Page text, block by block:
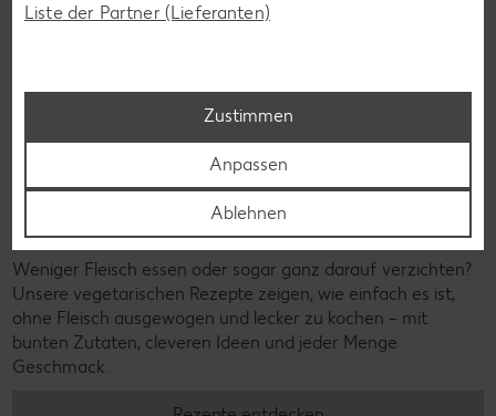
Vegetarische Rezepte
Weniger Fleisch essen oder sogar ganz darauf verzichten?
Unsere vegetarischen Rezepte zeigen, wie einfach es ist,
ohne Fleisch ausgewogen und lecker zu kochen – mit
bunten Zutaten, cleveren Ideen und jeder Menge
Geschmack.
Liste der Partner (Lieferanten)
Zustimmen
Anpassen
Ablehnen